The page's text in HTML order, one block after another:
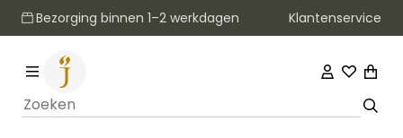
Bezorging binnen 1–2 werkdagen Klantenservice